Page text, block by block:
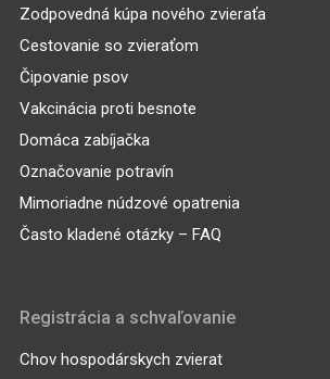
Zodpovedná kúpa nového zvieraťa
Cestovanie so zvieraťom
Čipovanie psov
Vakcinácia proti besnote
Domáca zabíjačka
Označovanie potravín
Mimoriadne núdzové opatrenia
Často kladené otázky – FAQ
Registrácia a schvaľovanie
Chov hospodárskych zvierat